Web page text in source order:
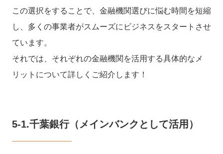
この選択をすることで、金融機関選びに悩む時間を短縮
し、多くの事業者がスムーズにビジネスをスタートさせ
ています。
それでは、それぞれの金融機関を活用する具体的なメ
リットについて詳しくご紹介します！
5-1.千葉銀行（メインバンクとして活用）